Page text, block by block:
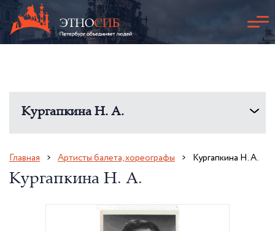
Кургапкина Н. А.
Главная Артисты балета, хореографы Кургапкина Н. А.
Кургапкина Н. А.